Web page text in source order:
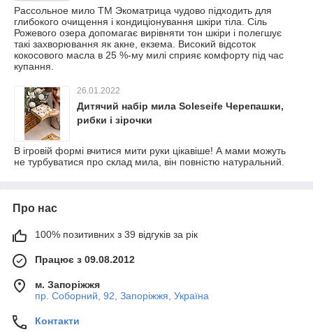
Рассольное мило ТМ Экоматрица чудово підходить для
глибокого очищення і кондиціонування шкіри тіла. Сіль
Рожевого озера допомагає вирівняти тон шкіри і полегшує
такі захворювання як акне, екзема. Високий відсоток
кокосового масла в 25 %-му милі сприяє комфорту під час
купання.
26.01.2022
Дитячий набір мила Soleseife Черепашки,
рибки і зірочки
В ігровій формі вчитися мити руки цікавіше! А мами можуть
не турбуватися про склад мила, він повністю натуральний.
Про нас
100% позитивних з 39 відгуків за рік
Працює з 09.08.2012
м. Запоріжжя
пр. Соборний, 92, Запоріжжя, Україна
Контакти